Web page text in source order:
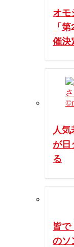
オモ
「
催決
人気
が日
る
皆で
のソ